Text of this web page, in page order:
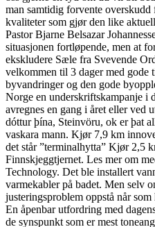
man samtidig forvente
kvaliteter som gjør den like
Pastor Bjarne Belsazar
situasjonen fortløpende, men at
ekskludere Sæle fra Svevende
velkommen til 3 dager med gode
byvandringer og den gode
Norge en underskriftskampanje i
avregnes en gang i året eller ved
dóttur þína, Steinvöru, ok er þat
vaskara mann. Kjør 7,9 km
det står ”terminalhytta” Kjør 2,5
Finnskjeggtjernet. Les mer om
Technology. Det ble installert
varmekabler på badet. Men selv
justeringsproblem oppstå når
En åpenbar utfordring med
de synspunkt som er mest